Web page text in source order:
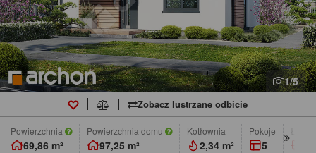
1/5
Zobacz lustrzane odbicie
Powierzchnia
69,86 m²
Powierzchnia domu
97,25 m²
Kotłownia
2,34 m²
pokoje
5